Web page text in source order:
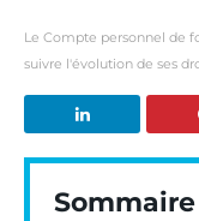
Le Compte personnel de
suivre l'évolution de ses